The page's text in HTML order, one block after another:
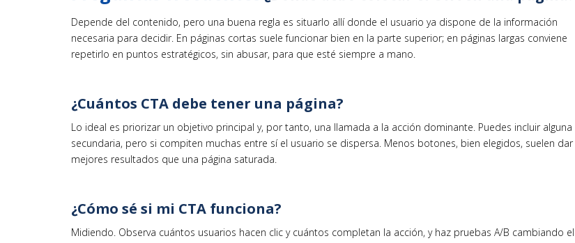
Depende del contenido, pero una buena regla es situarlo allí donde el usuario ya dispone de la información
necesaria para decidir. En páginas cortas suele funcionar bien en la parte superior; en páginas largas conviene
repetirlo en puntos estratégicos, sin abusar, para que esté siempre a mano.
¿Cuántos CTA debe tener una página?
Lo ideal es priorizar un objetivo principal y, por tanto, una llamada a la acción dominante. Puedes incluir alguna
secundaria, pero si compiten muchas entre sí el usuario se dispersa. Menos botones, bien elegidos, suelen dar
mejores resultados que una página saturada.
¿Cómo sé si mi CTA funciona?
Midiendo. Observa cuántos usuarios hacen clic y cuántos completan la acción, y haz pruebas A/B cambiando el